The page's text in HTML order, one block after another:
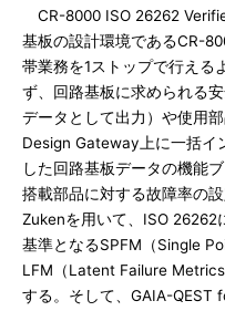
CR-8000 ISO 26262
基板の設計環境であるCR-
帯業務を1ストップで行える
ず、回路基板に求められる
データとして出力）や使用
Design Gateway上に一括イ
した回路基板データの機能
搭載部品に対する故障率の
Zukenを用いて、ISO 26262
基準となるSPFM（Single
LFM（Latent Failure
する。そして、GAIA-QEST